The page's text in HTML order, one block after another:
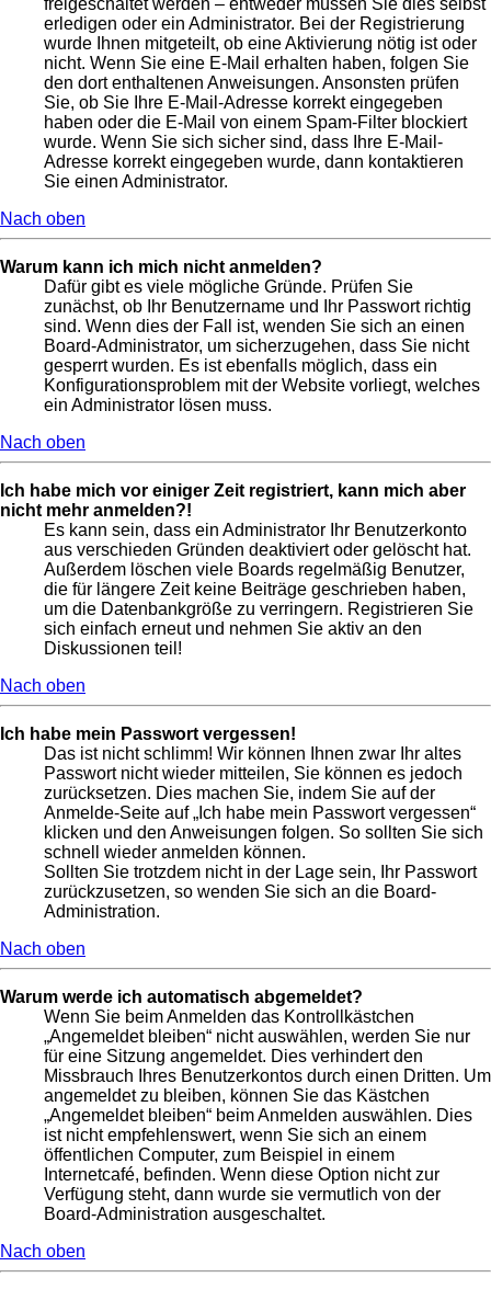
freigeschaltet werden – entweder müssen Sie dies selbst
erledigen oder ein Administrator. Bei der Registrierung
wurde Ihnen mitgeteilt, ob eine Aktivierung nötig ist oder
nicht. Wenn Sie eine E-Mail erhalten haben, folgen Sie
den dort enthaltenen Anweisungen. Ansonsten prüfen
Sie, ob Sie Ihre E-Mail-Adresse korrekt eingegeben
haben oder die E-Mail von einem Spam-Filter blockiert
wurde. Wenn Sie sich sicher sind, dass Ihre E-Mail-
Adresse korrekt eingegeben wurde, dann kontaktieren
Sie einen Administrator.
Nach oben
Warum kann ich mich nicht anmelden?
Dafür gibt es viele mögliche Gründe. Prüfen Sie
zunächst, ob Ihr Benutzername und Ihr Passwort richtig
sind. Wenn dies der Fall ist, wenden Sie sich an einen
Board-Administrator, um sicherzugehen, dass Sie nicht
gesperrt wurden. Es ist ebenfalls möglich, dass ein
Konfigurationsproblem mit der Website vorliegt, welches
ein Administrator lösen muss.
Nach oben
Ich habe mich vor einiger Zeit registriert, kann mich aber
nicht mehr anmelden?!
Es kann sein, dass ein Administrator Ihr Benutzerkonto
aus verschieden Gründen deaktiviert oder gelöscht hat.
Außerdem löschen viele Boards regelmäßig Benutzer,
die für längere Zeit keine Beiträge geschrieben haben,
um die Datenbankgröße zu verringern. Registrieren Sie
sich einfach erneut und nehmen Sie aktiv an den
Diskussionen teil!
Nach oben
Ich habe mein Passwort vergessen!
Das ist nicht schlimm! Wir können Ihnen zwar Ihr altes
Passwort nicht wieder mitteilen, Sie können es jedoch
zurücksetzen. Dies machen Sie, indem Sie auf der
Anmelde-Seite auf „Ich habe mein Passwort vergessen“
klicken und den Anweisungen folgen. So sollten Sie sich
schnell wieder anmelden können.
Sollten Sie trotzdem nicht in der Lage sein, Ihr Passwort
zurückzusetzen, so wenden Sie sich an die Board-
Administration.
Nach oben
Warum werde ich automatisch abgemeldet?
Wenn Sie beim Anmelden das Kontrollkästchen
„Angemeldet bleiben“ nicht auswählen, werden Sie nur
für eine Sitzung angemeldet. Dies verhindert den
Missbrauch Ihres Benutzerkontos durch einen Dritten. Um
angemeldet zu bleiben, können Sie das Kästchen
„Angemeldet bleiben“ beim Anmelden auswählen. Dies
ist nicht empfehlenswert, wenn Sie sich an einem
öffentlichen Computer, zum Beispiel in einem
Internetcafé, befinden. Wenn diese Option nicht zur
Verfügung steht, dann wurde sie vermutlich von der
Board-Administration ausgeschaltet.
Nach oben